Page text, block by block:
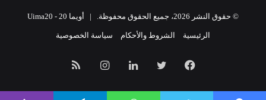
© حقوق النشر 2026، جميع الحقوق محفوظة. | أويما 20 - Uima20
الرئيسية الشروط والأحكام سياسة الخصوصية
فيسبوك تويتر لينكدإنانستقرامملخص
الموقع